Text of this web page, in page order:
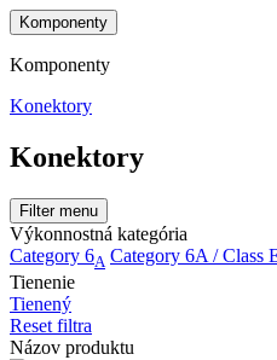
Komponenty
Komponenty
Konektory
Konektory
Filter menu
Výkonnostná kategória
Category 6A Category 6A / Class
Tienenie
Tienený
Reset filtra
Názov produktu